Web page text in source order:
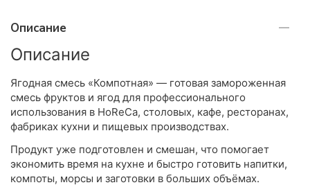
Описание
Описание
Ягодная смесь «Компотная» — готовая замороженная
смесь фруктов и ягод для профессионального
использования в HoReCa, столовых, кафе, ресторанах,
фабриках кухни и пищевых производствах.
Продукт уже подготовлен и смешан, что помогает
экономить время на кухне и быстро готовить напитки,
компоты, морсы и заготовки в больших объёмах.